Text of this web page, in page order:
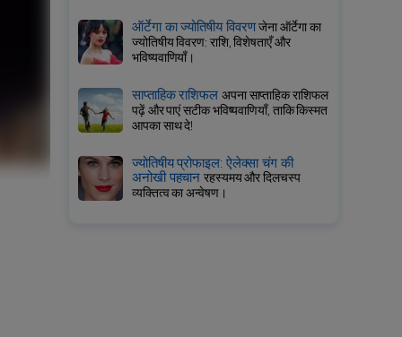
ऑर्टेगा का ज्योतिषीय विवरणजेना ऑर्टेगा का
ज्योतिषीय विवरण: राशि, विशेषताएँ और
भविष्यवाणियाँ।
साप्ताहिक राशिफलअपना साप्ताहिक राशिफल
पढ़ें और पाएं सटीक भविष्यवाणियाँ, ताकि किस्मत
आपका साथ दे!
ज्योतिषीय प्रोफाइल: ऐलेक्सा चंग की
अनोखी पहचानरहस्यमय और दिलचस्प
व्यक्तित्व का अन्वेषण।